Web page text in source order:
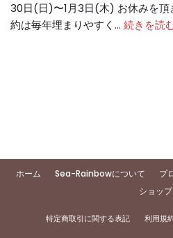
30日(日)〜1月3日(木) お休みを頂
約は毎年埋まりやすく… 続きを読
ホーム Sea-Rainbowについて プ
ショップ
特定商取引に関する表記 利用規